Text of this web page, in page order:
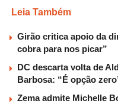
Leia Também
Girão critica apoio da
cobra para nos picar”
DC descarta volta de
Barbosa: “É opção
Zema admite Michelle